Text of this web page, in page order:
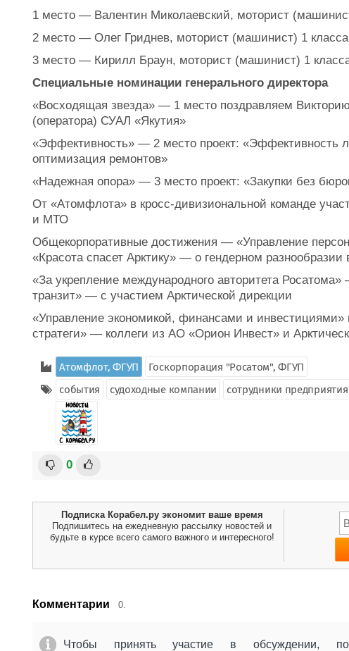
1 место — Валентин Миколаевский, моторист
2 место — Олег Гриднев, моторист (машинист) 1
3 место — Кирилл Браун, моторист (машинист) 1
Специальные номинации генерального директора
«Восходящая звезда» — 1 место поздравляем
(оператора) СУАЛ «Якутия»
«Эффективность» — 2 место проект: «Эффективность
оптимизация ремонтов»
«Надежная опора» — 3 место проект: «Закупки без
От «Атомфлота» в кросс-дивизиональной команде
и МТО
Общекорпоративные достижения — «Управление
«Красота спасет Арктику» — о гендерном
«За укрепление международного авторитета
транзит» — с участием Арктической дирекции
«Управление экономикой, финансами и
стратеги» — коллеги из АО «Орион Инвест» и
Атомфлот, ФГУП
Госкорпорация "Росатом", ФГУП
события
судоходные компании сотрудники предприятия
0
Подписка Корабел.ру экономит ваше время
Подпишитесь на ежедневную рассылку новостей и
будьте в курсе всего самого важного и интересного!
Комментарии 0.
Чтобы принять участие в обсуждении,